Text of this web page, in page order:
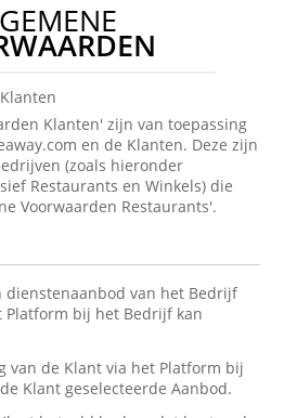
Klanten' zijn van toepassing
en de Klanten. Deze zijn
(zoals hieronder
Restaurants en Winkels) die
Voorwaarden Restaurants'.
dienstenaanbod van het Bedrijf
bij het Bedrijf kan
van de Klant via het Platform bij
Klant geselecteerde Aanbod.